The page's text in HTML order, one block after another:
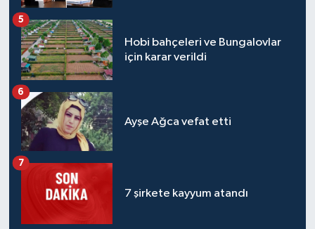
Hobi bahçeleri ve Bungalovlar
için karar verildi
5
Ayşe Ağca vefat etti
6
7 şirkete kayyum atandı
7